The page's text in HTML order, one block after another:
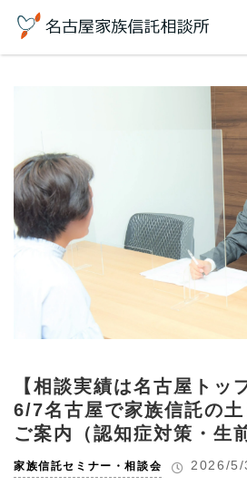
【相談実績は名古屋トッ
6/7名古屋で家族信託の
ご案内（認知症対策・生
家族信託セミナー・相談会 2026/5/